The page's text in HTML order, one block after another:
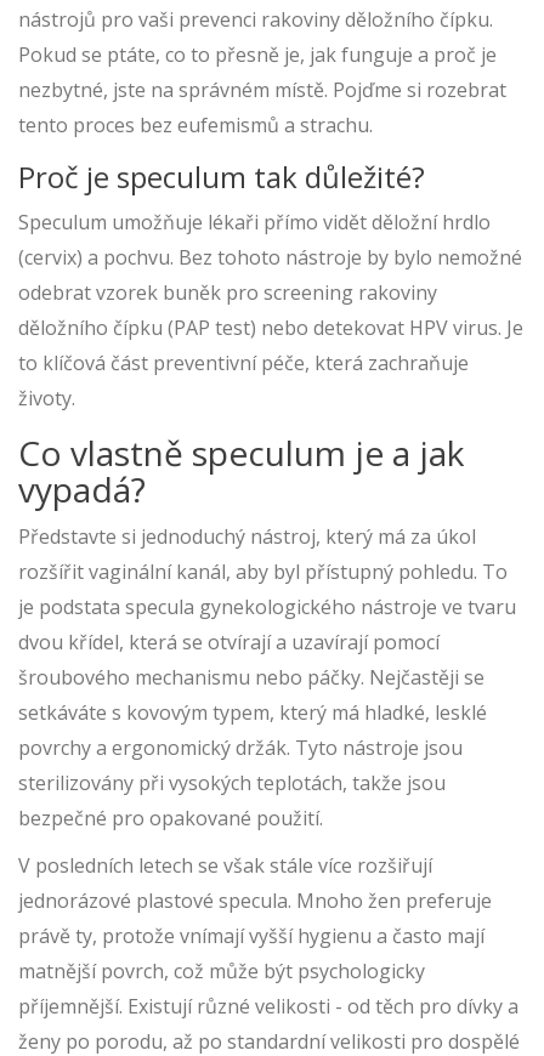
nástrojů pro vaši prevenci rakoviny děložního čípku.
Pokud se ptáte, co to přesně je, jak funguje a proč je
nezbytné, jste na správném místě. Pojďme si rozebrat
tento proces bez eufemismů a strachu.
Proč je speculum tak důležité?
Speculum umožňuje lékaři přímo vidět děložní hrdlo
(cervix) a pochvu. Bez tohoto nástroje by bylo nemožné
odebrat vzorek buněk pro screening rakoviny
děložního čípku (PAP test) nebo detekovat HPV virus. Je
to klíčová část preventivní péče, která zachraňuje
životy.
Co vlastně speculum je a jak
vypadá?
Představte si jednoduchý nástroj, který má za úkol
rozšířit vaginální kanál, aby byl přístupný pohledu. To
je podstata specula gynekologického nástroje ve tvaru
dvou křídel, která se otvírají a uzavírají pomocí
šroubového mechanismu nebo páčky. Nejčastěji se
setkáváte s kovovým typem, který má hladké, lesklé
povrchy a ergonomický držák. Tyto nástroje jsou
sterilizovány při vysokých teplotách, takže jsou
bezpečné pro opakované použití.
V posledních letech se však stále více rozšiřují
jednorázové plastové specula. Mnoho žen preferuje
právě ty, protože vnímají vyšší hygienu a často mají
matnější povrch, což může být psychologicky
příjemnější. Existují různé velikosti - od těch pro dívky a
ženy po porodu, až po standardní velikosti pro dospělé